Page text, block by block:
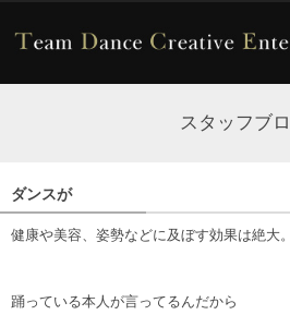
スタッフブ
ダンスが
健康や美容、姿勢などに及ぼす効果は絶大。
踊っている本人が言ってるんだから